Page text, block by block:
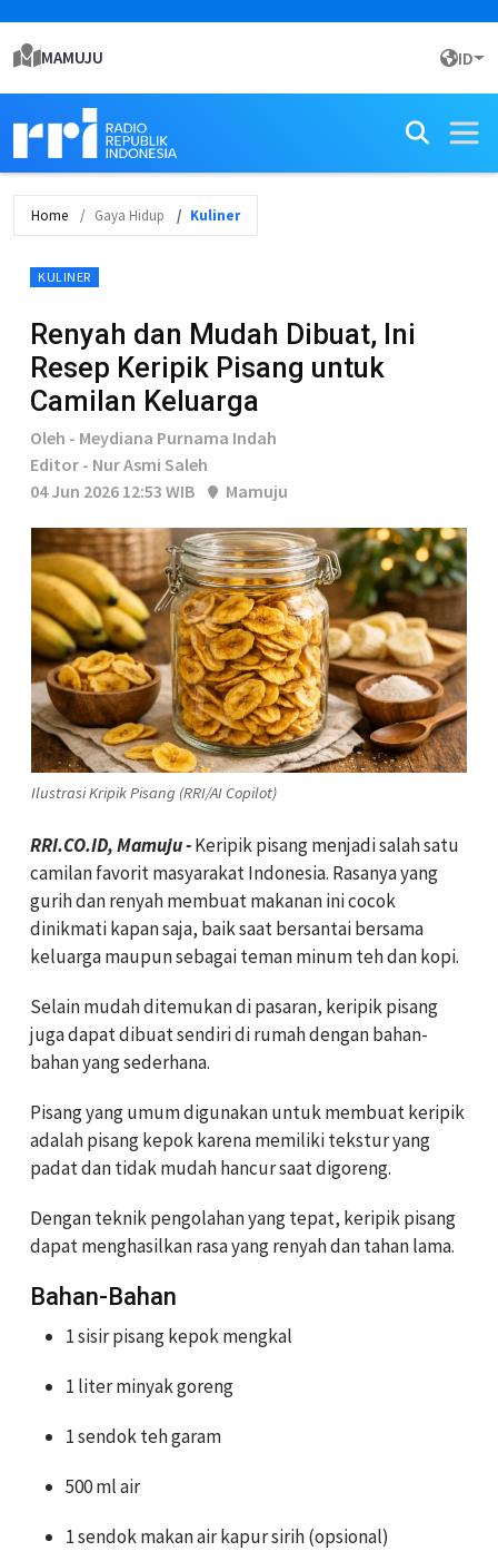
MAMUJU ID
Home Gaya Hidup Kuliner
KULINER
Renyah dan Mudah Dibuat, Ini
Resep Keripik Pisang untuk
Camilan Keluarga
Oleh - Meydiana Purnama Indah
Editor - Nur Asmi Saleh
04 Jun 2026 12:53 WIB
Mamuju
Ilustrasi Kripik Pisang (RRI/AI Copilot)
RRI.CO.ID, Mamuju -Keripik pisang menjadi salah satu
camilan favorit masyarakat Indonesia. Rasanya yang
gurih dan renyah membuat makanan ini cocok
dinikmati kapan saja, baik saat bersantai bersama
keluarga maupun sebagai teman minum teh dan kopi.
Selain mudah ditemukan di pasaran, keripik pisang
juga dapat dibuat sendiri di rumah dengan bahan-
bahan yang sederhana.
Pisang yang umum digunakan untuk membuat keripik
adalah pisang kepok karena memiliki tekstur yang
padat dan tidak mudah hancur saat digoreng.
Dengan teknik pengolahan yang tepat, keripik pisang
dapat menghasilkan rasa yang renyah dan tahan lama.
Bahan-Bahan
1 sisir pisang kepok mengkal
1 liter minyak goreng
1 sendok teh garam
500 ml air
1 sendok makan air kapur sirih (opsional)